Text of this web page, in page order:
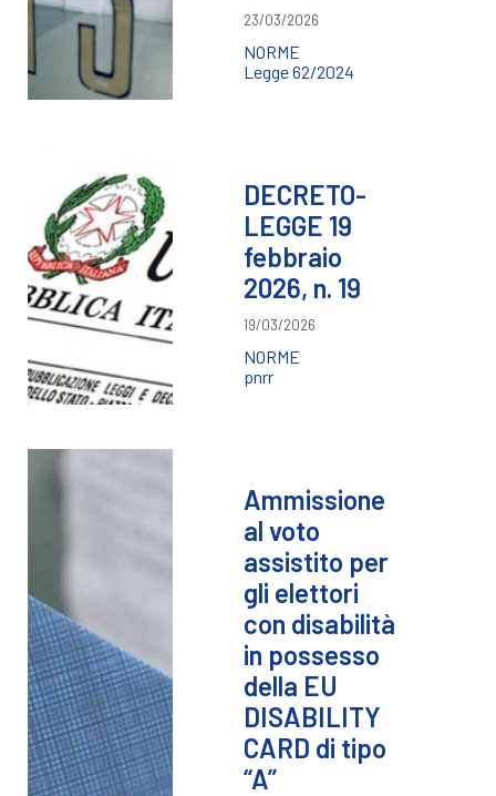
23/03/2026
NORME
Legge 62/2024
DECRETO-
LEGGE 19
febbraio
2026, n. 19
19/03/2026
NORME
pnrr
Ammissione
al voto
assistito per
gli elettori
con disabilità
in possesso
della EU
DISABILITY
CARD di tipo
“A”